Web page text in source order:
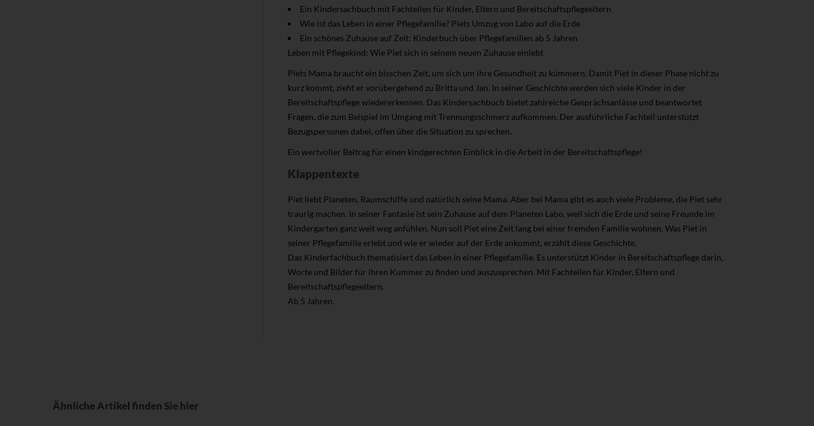
Ein Kindersachbuch mit Fachteilen für Kinder, Eltern und Bereitschaftspflegeeltern
Wie ist das Leben in einer Pflegefamilie? Piets Umzug von Labo auf die Erde
Ein schönes Zuhause auf Zeit: Kinderbuch über Pflegefamilien ab 5 Jahren
Leben mit Pflegekind: Wie Piet sich in seinem neuen Zuhause einlebt
Piets Mama braucht ein bisschen Zeit, um sich um ihre Gesundheit zu kümmern. Damit Piet in dieser Phase nicht zu
kurz kommt, zieht er vorübergehend zu Britta und Jan. In seiner Geschichte werden sich viele Kinder in der
Bereitschaftspflege wiedererkennen. Das Kindersachbuch bietet zahlreiche Gesprächsanlässe und beantwortet
Fragen, die zum Beispiel im Umgang mit Trennungsschmerz aufkommen. Der ausführliche Fachteil unterstützt
Bezugspersonen dabei, offen über die Situation zu sprechen.
Ein wertvoller Beitrag für einen kindgerechten Einblick in die Arbeit in der Bereitschaftspflege!
Klappentexte
Piet liebt Planeten, Raumschiffe und natürlich seine Mama. Aber bei Mama gibt es auch viele Probleme, die Piet sehr
traurig machen. In seiner Fantasie ist sein Zuhause auf dem Planeten Labo, weil sich die Erde und seine Freunde im
Kindergarten ganz weit weg anfühlen. Nun soll Piet eine Zeit lang bei einer fremden Familie wohnen. Was Piet in
seiner Pflegefamilie erlebt und wie er wieder auf der Erde ankommt, erzählt diese Geschichte.
Das Kinderfachbuch thematisiert das Leben in einer Pflegefamilie. Es unterstützt Kinder in Bereitschaftspflege darin,
Worte und Bilder für ihren Kummer zu finden und auszusprechen. Mit Fachteilen für Kinder, Eltern und
Bereitschaftspflegeeltern.
Ab 5 Jahren.
Ähnliche Artikel finden Sie hier